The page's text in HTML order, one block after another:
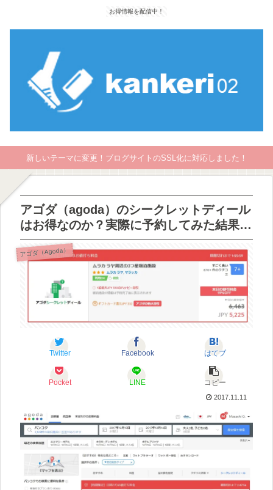
お得情報を配信中！
新しいテーマに変更！ブログサイトのSSL化に対応しました！
アゴダ（agoda）のシークレットディール
はお得なのか？実際に予約してみた結果…
アゴダ（Agoda）
Twitter Facebook はてブ
Pocket LINE コピー
2017.11.11